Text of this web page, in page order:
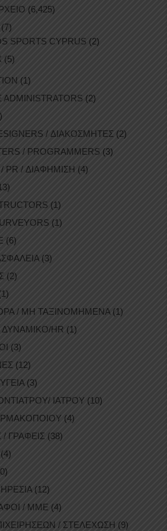
(6,425)
(7)
SPORTS CYPRUS (2)
(5)
(1)
ADMINISTRATORS (2)
/ ΔΙΑΚΟΣΜΗΤΕΣ (2)
/ PROGRAMMERS (3)
/ PR / ΔΙΑΦΗΜΙΣΗ (4)
(1)
(1)
(6)
(3)
(2)
/ ΜΗ ΤΑΞΙΝΟΜΗΜΕΝΑ (1)
HR (1)
(3)
(12)
(3)
ΙΑΤΡΟΥ (10)
(4)
ΓΡΑΦΕΙΣ (38)
(4)
(12)
/ ΜΜΕ (4)
/ ΣΤΕΛΕΧΩΣΗ (9)